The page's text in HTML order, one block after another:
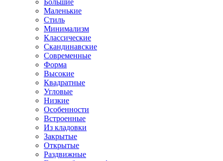
Большие
Маленькие
Стиль
Минимализм
Классические
Скандинавские
Современные
Форма
Высокие
Квадратные
Угловые
Низкие
Особенности
Встроенные
Из кладовки
Закрытые
Открытые
Раздвижные